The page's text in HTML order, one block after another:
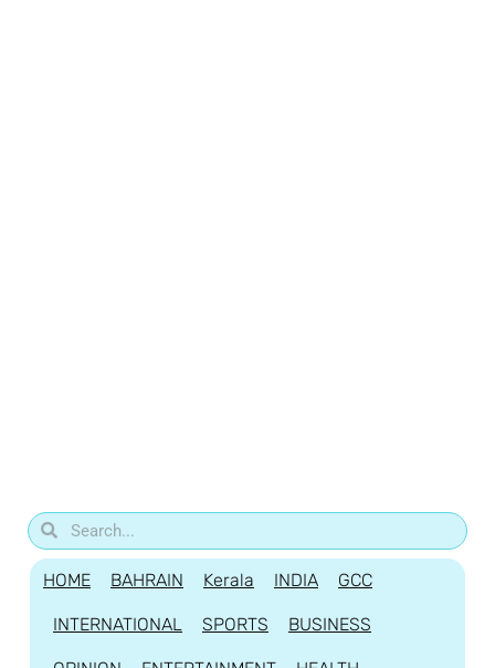
HOME BAHRAIN Kerala INDIA GCC
INTERNATIONAL SPORTS BUSINESS